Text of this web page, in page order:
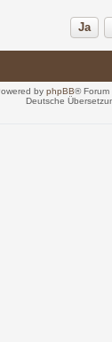
by phpBB® Forum
Deutsche